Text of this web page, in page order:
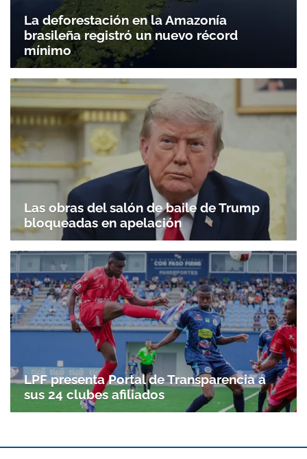
Gracias por suscribirte a nuestro boletín.
ACEPTAR
La deforestación en la Amazonía
brasileña registró un nuevo récord
mínimo
Las obras del salón de baile de Trump
bloqueadas en apelación
LPF presenta Portal de Transparencia a
sus 24 clubes afiliados